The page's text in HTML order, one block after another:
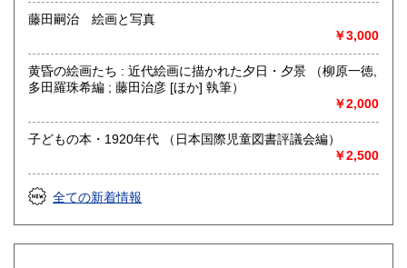
自然科学、美術工芸、趣味、サブカルチャー、古書一般（そ
山岳・料理・中国美術・書道・美術展カタログ
藤田嗣治 絵画と写真
￥3,000
黄昏の絵画たち : 近代絵画に描かれた夕日・夕景 （柳原一徳,
多田羅珠希編 ; 藤田治彦 [ほか] 執筆）
￥2,000
子どもの本・1920年代 （日本国際児童図書評議会編）
￥2,500
全ての新着情報